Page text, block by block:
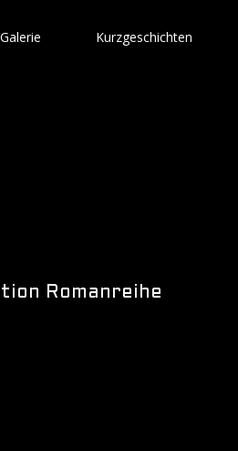
Galerie Kurzgeschichten
Romanreihe